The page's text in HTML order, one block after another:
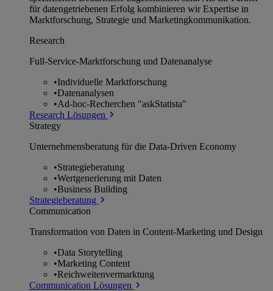
für datengetriebenen Erfolg kombinieren wir Expertise in
Marktforschung, Strategie und Marketingkommunikation.
Research
Full-Service-Marktforschung und Datenanalyse
•Individuelle Marktforschung
•Datenanalysen
•Ad-hoc-Recherchen "askStatista"
Research Lösungen
Strategy
Unternehmens­beratung für die Data-Driven Economy
•Strategieberatung
•Wertgenerierung mit Daten
•Business Building
Strategieberatung
Communication
Transformation von Daten in Content-Marketing und Design
•Data Storytelling
•Marketing Content
•Reichweitenvermarktung
Communication Lösungen